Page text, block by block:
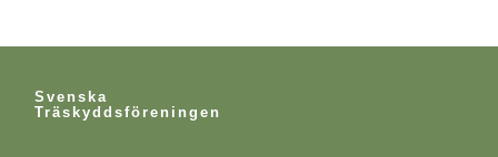
Svenska
Träskyddsföreningen